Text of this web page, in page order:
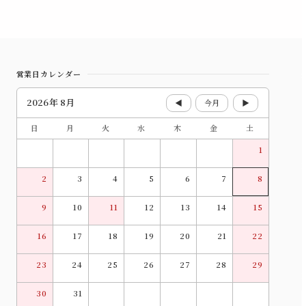
営業日カレンダー
2026年 8月 ◀ 今月 ▶
日 月 火 水 木 金
土
1
2 3 4 5 6 7 8
9 10 11 12 13 14 15
16 17 18 19 20 21 22
23 24 25 26 27 28 29
30 31